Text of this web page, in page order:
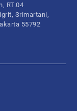
RT.04
Srimartani,
55792